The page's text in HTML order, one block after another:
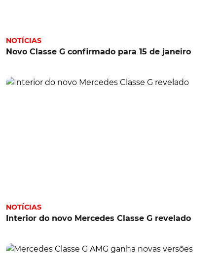
NOTÍCIAS
Novo Classe G confirmado para 15 de janeiro
NOTÍCIAS
Interior do novo Mercedes Classe G revelado